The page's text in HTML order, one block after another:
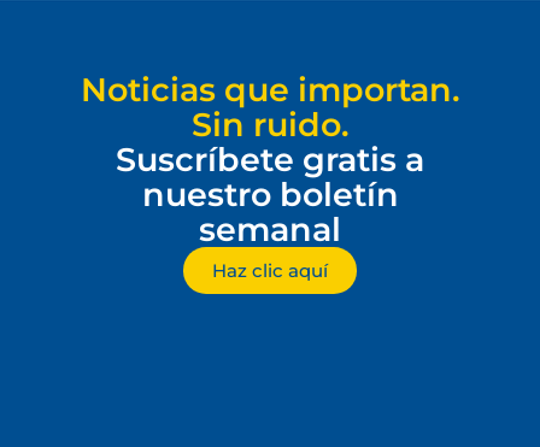
Noticias que importan.
Sin ruido.
Suscríbete gratis a
nuestro boletín
semanal
Haz clic aquí